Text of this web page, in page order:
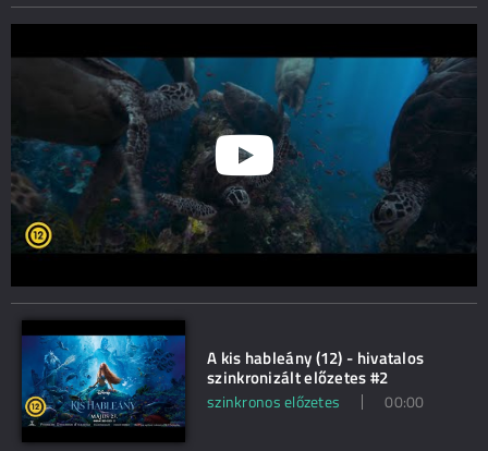
A kis hableány (12) - hivatalos
szinkronizált előzetes #2
szinkronos előzetes 00:00